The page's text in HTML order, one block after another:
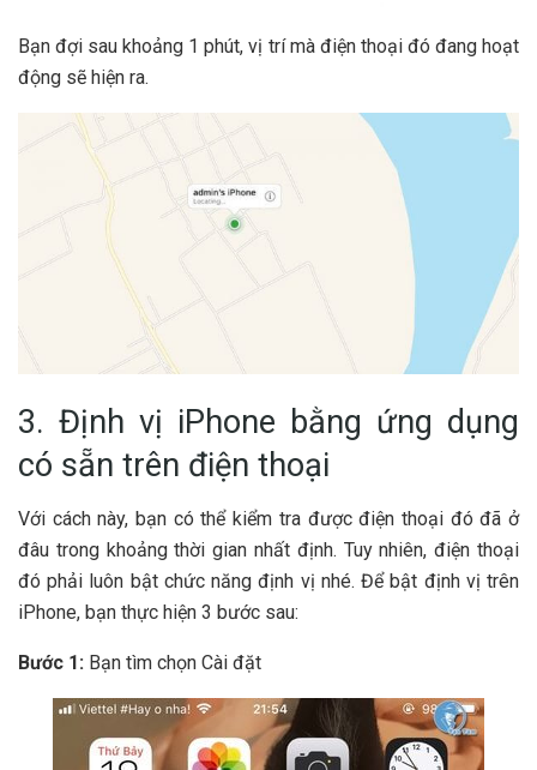
Bạn đợi sau khoảng 1 phút, vị trí mà điện thoại đó đang hoạt
động sẽ hiện ra.
3. Định vị iPhone bằng ứng dụng
có sẵn trên điện thoại
Với cách này, bạn có thể kiểm tra được điện thoại đó đã ở
đâu trong khoảng thời gian nhất định. Tuy nhiên, điện thoại
đó phải luôn bật chức năng định vị nhé. Để bật định vị trên
iPhone, bạn thực hiện 3 bước sau:
Bước 1: Bạn tìm chọn Cài đặt